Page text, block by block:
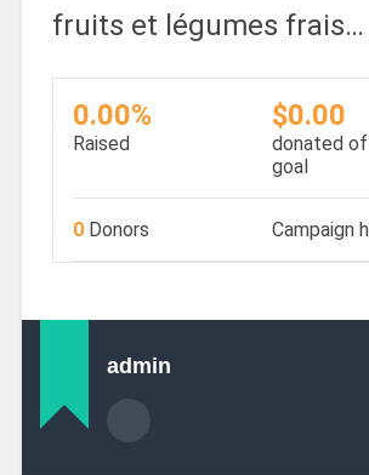
fruits et légumes frais…
0.00%
Raised
$0.00
donated of
goal
0Donors Campaign
admin